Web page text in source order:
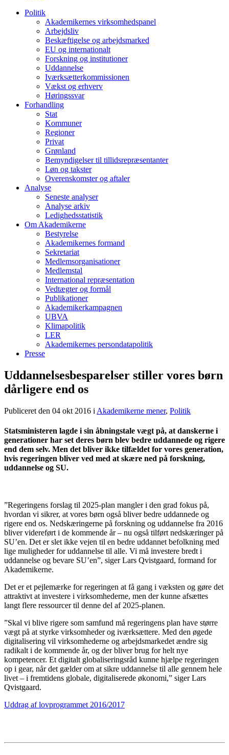
Politik
Akademikernes virksomhedspanel
Arbejdsliv
Beskæftigelse og arbejdsmarked
EU og internationalt
Forskning og institutioner
Uddannelse
Iværksætterkommissionen
Vækst og erhverv
Høringssvar
Forhandling
Stat
Kommuner
Regioner
Privat
Grønland
Bemyndigelser til tillidsrepræsentanter
Løn og takster
Overenskomster og aftaler
Analyse
Seneste analyser
Analyse arkiv
Ledighedsstatistik
Om Akademikerne
Bestyrelse
Akademikernes formand
Sekretariat
Medlemsorganisationer
Medlemstal
International repræsentation
Vedtægter og formål
Publikationer
Akademikerkampagnen
UBVA
Klimapolitik
LER
Akademikernes persondatapolitik
Presse
Uddannelsesbesparelser stiller vores børn
dårligere end os
Publiceret den 04 okt 2016 i Akademikerne mener, Politik
Statsministeren lagde i sin åbningstale vægt på, at danskerne i
generationer har set deres børn blev bedre uddannede og rigere
end dem selv. Men det bliver ikke tilfældet for vores generation,
hvis regeringen bliver ved med at skære ned på forskning,
uddannelse og SU.
”Regeringens forslag til 2025-plan mangler i den grad fokus på,
hvordan vi sikrer, at vores børn også bliver bedre uddannede og
rigere end os. Nedskæringerne på forskning og uddannelse fra 2016
bliver videreført i de kommende år – nu også tilført nedskæringer på
SU’en. Det er slet ikke vejen til en bedre uddannet befolkning med
lige muligheder for uddannelse til alle. Vi må investere bredt i
uddannelse og bevare SU’en”, siger Lars Qvistgaard, formand for
Akademikerne.
Det er et pejlemærke for regeringen at få gang i væksten og gøre det
attraktivt at investere i virksomhederne, men der kunne afsættes
langt flere ressourcer til denne del af 2025-planen.
”Skal vi blive rigere som samfund må regeringens plan have større
vægt på at styrke virksomheder og iværksættere. Med den øgede
digitalisering vil virksomhederne og arbejdsmarkedet ændre sig
radikalt i de kommende år, og der bliver brug for helt nye
kompetencer. Et digitalt globaliseringsråd kunne hjælpe regeringen
op i gear, når det gælder om at sikre uddannelse til alle gennem hele
livet – i fremtidens globale, digitaliserede økonomi,” siger Lars
Qvistgaard.
Uddrag af lovprogrammet 2016/2017